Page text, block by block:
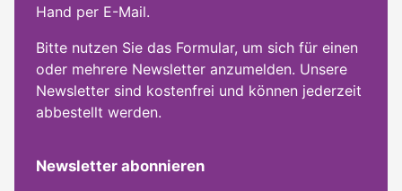
Hand per E-Mail.
Bitte nutzen Sie das Formular, um sich für einen
oder mehrere Newsletter anzumelden. Unsere
Newsletter sind kostenfrei und können jederzeit
abbestellt werden.
Newsletter abonnieren